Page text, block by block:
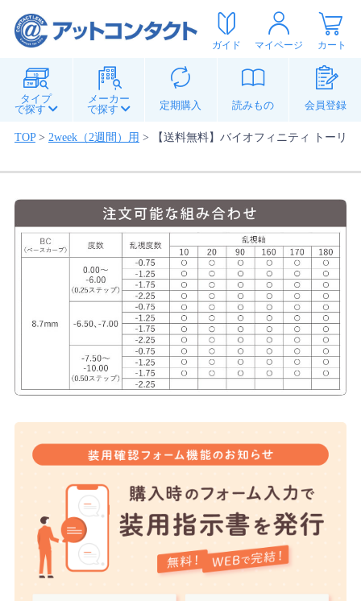
ガイド マイページ カート
タイプ
で探す
メーカー
で探す
定期購入 読みもの 会員登録
TOP> 2week（2週間）用 > 【送料無料】バイオフィニティ トーリ